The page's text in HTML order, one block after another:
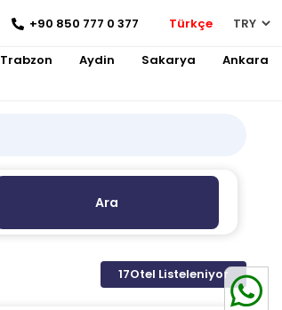
+90 850 777 0 377 Türkçe
Trabzon Aydin Sakarya Ankara
Ara
17Otel Listeleniyor